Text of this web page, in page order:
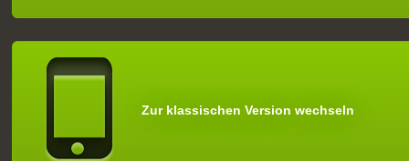
Zur klassischen Version wechseln